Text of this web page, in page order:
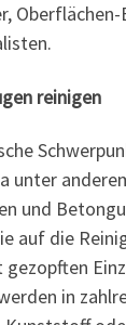
Oberflächen-
reinigen
unter
und
auf die
in